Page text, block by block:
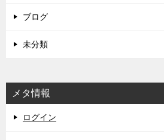
ブログ
未分類
メタ情報
ログイン